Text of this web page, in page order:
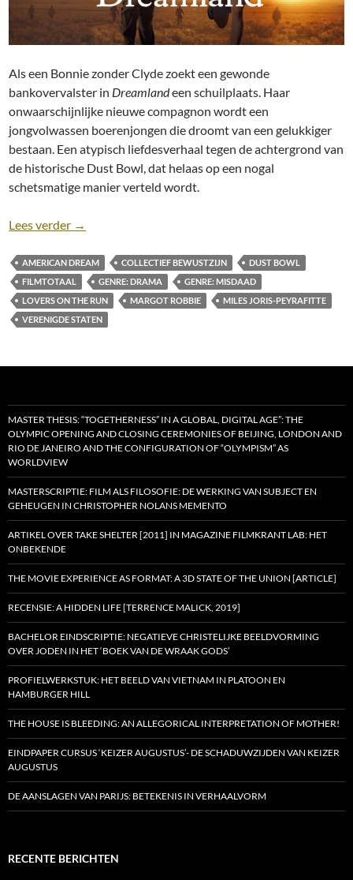
Als een Bonnie zonder Clyde zoekt een gewonde
bankovervalster in Dreamlandeen schuilplaats. Haar
onwaarschijnlijke nieuwe compagnon wordt een
jongvolwassen boerenjongen die droomt van een gelukkiger
bestaan. Een atypisch liefdesverhaal tegen de achtergrond van
de historische Dust Bowl, dat helaas op een nogal
schetsmatige manier verteld wordt.
Lees verder Recensie: Dreamland [Miles Joris-Peyrafitte, 2019]
→
AMERICAN DREAM COLLECTIEF BEWUSTZIJN
DUST BOWL
FILMTOTAAL
GENRE: DRAMA
GENRE: MISDAAD
LOVERS ON THE RUN
MARGOT ROBBIE
MILES JORIS-PEYRAFITTE
VERENIGDE STATEN
MASTER THESIS: “TOGETHERNESS” IN A GLOBAL, DIGITAL AGE”: THE
OLYMPIC OPENING AND CLOSING CEREMONIES OF BEIJING, LONDON AND
RIO DE JANEIRO AND THE CONFIGURATION OF “OLYMPISM” AS
WORLDVIEW
MASTERSCRIPTIE: FILM ALS FILOSOFIE: DE WERKING VAN SUBJECT EN
GEHEUGEN IN CHRISTOPHER NOLANS MEMENTO
ARTIKEL OVER TAKE SHELTER [2011] IN MAGAZINE FILMKRANT LAB: HET
ONBEKENDE
THE MOVIE EXPERIENCE AS FORMAT: A 3D STATE OF THE UNION [ARTICLE]
RECENSIE: A HIDDEN LIFE [TERRENCE MALICK, 2019]
BACHELOR EINDSCRIPTIE: NEGATIEVE CHRISTELIJKE BEELDVORMING
OVER JODEN IN HET ‘BOEK VAN DE WRAAK GODS’
PROFIELWERKSTUK: HET BEELD VAN VIETNAM IN PLATOON EN
HAMBURGER HILL
THE HOUSE IS BLEEDING: AN ALLEGORICAL INTERPRETATION OF MOTHER!
EINDPAPER CURSUS ‘KEIZER AUGUSTUS’- DE SCHADUWZIJDEN VAN KEIZER
AUGUSTUS
DE AANSLAGEN VAN PARIJS: BETEKENIS IN VERHAALVORM
RECENTE BERICHTEN